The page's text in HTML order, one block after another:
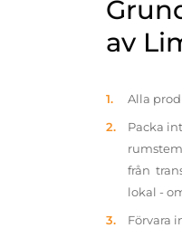
av
Alla
Packa
från
lokal -
Förvara